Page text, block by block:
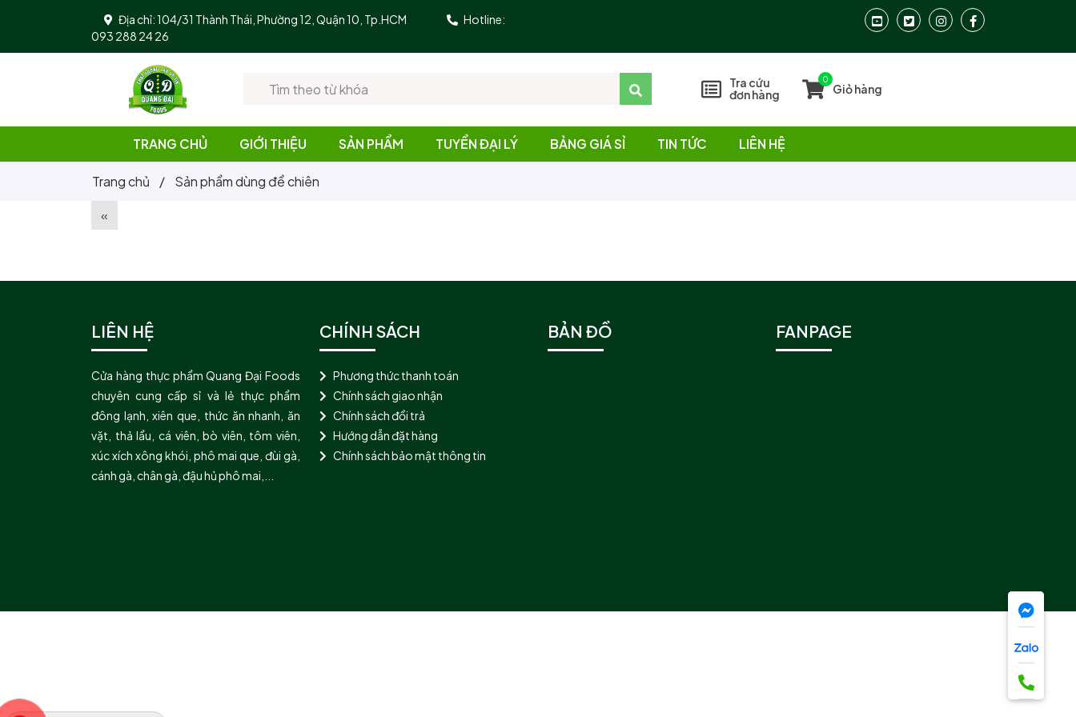
Địa chỉ: 104/31 Thành Thái, Phường 12, Quận 10, Tp.HCM
Hotline:
093 288 24 26
Tra cứu
đơn hàng
0
Giỏ hàng
TRANG CHỦ GIỚI THIỆU SẢN PHẨM TUYỂN ĐẠI LÝ BẢNG GIÁ SỈ TIN TỨC LIÊN HỆ
Trang chủ /
Sản phẩm dùng để chiên
«
LIÊN HỆ
Cửa hàng thực phẩm Quang Đại Foods
chuyên cung cấp sỉ và lẻ thực phẩm
đông lạnh, xiên que, thức ăn nhanh, ăn
vặt, thả lẩu, cá viên, bò viên, tôm viên,
xúc xích xông khói, phô mai que, đùi gà,
cánh gà, chân gà, đậu hủ phô mai,...
CHÍNH SÁCH
Phương thức thanh toán
Chính sách giao nhận
Chính sách đổi trả
Hướng dẫn đặt hàng
Chính sách bảo mật thông tin
BẢN ĐỒ FANPAGE